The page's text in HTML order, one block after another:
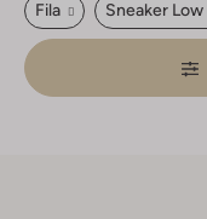
Fila Sneaker Low